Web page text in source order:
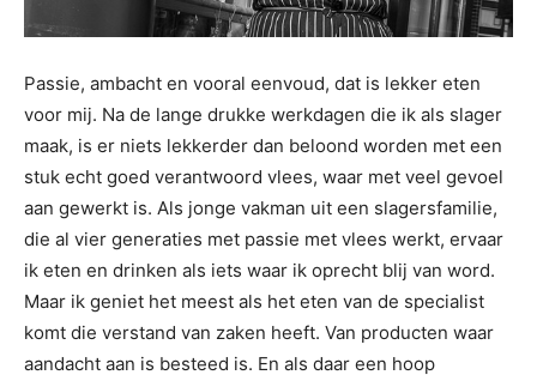
Passie, ambacht en vooral eenvoud, dat is lekker eten
voor mij. Na de lange drukke werkdagen die ik als slager
maak, is er niets lekkerder dan beloond worden met een
stuk echt goed verantwoord vlees, waar met veel gevoel
aan gewerkt is. Als jonge vakman uit een slagersfamilie,
die al vier generaties met passie met vlees werkt, ervaar
ik eten en drinken als iets waar ik oprecht blij van word.
Maar ik geniet het meest als het eten van de specialist
komt die verstand van zaken heeft. Van producten waar
aandacht aan is besteed is. En als daar een hoop